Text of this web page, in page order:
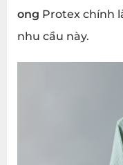
ong Protex chính
nhu cầu này.